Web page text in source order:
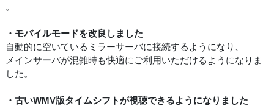
。
・モバイルモードを改良しました
自動的に空いているミラーサーバに接続するようになり、
メインサーバが混雑時も快適にご利用いただけるようになりま
した。
・古いWMV版タイムシフトが視聴できるようになりました